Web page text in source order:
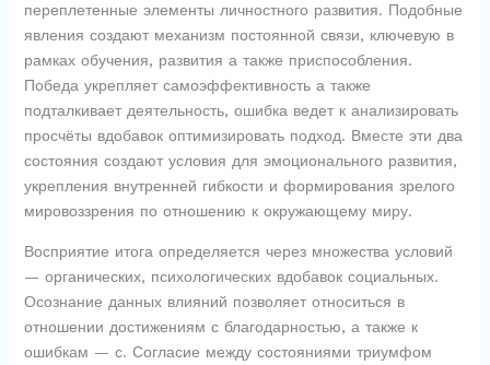
переплетенные элементы личностного развития. Подобные
явления создают механизм постоянной связи, ключевую в
рамках обучения, развития а также приспособления.
Победа укрепляет самоэффективность а также
подталкивает деятельность, ошибка ведет к анализировать
просчёты вдобавок оптимизировать подход. Вместе эти два
состояния создают условия для эмоционального развития,
укрепления внутренней гибкости и формирования зрелого
мировоззрения по отношению к окружающему миру.
Восприятие итога определяется через множества условий
— органических, психологических вдобавок социальных.
Осознание данных влияний позволяет относиться в
отношении достижениям с благодарностью, а также к
ошибкам — с. Согласие между состояниями триумфом